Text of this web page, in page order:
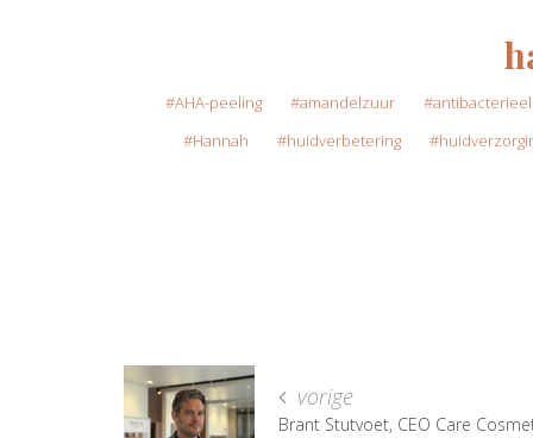
AHA-peeling amandelzuur antibacterieel
Hannah
huidverbetering
vorige
Brant Stutvoet, CEO Care